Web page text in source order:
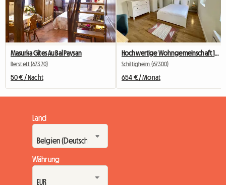
Masurka Gîtes Au Bal Paysan
Berstett (67370)
50 € / Nacht
Hochwertige Wohngemeinschaft 10 Minuten vom Zentrum entfernt – Schlafzimmer 4
Schiltigheim (67300)
654 € / Monat
Land
Währung